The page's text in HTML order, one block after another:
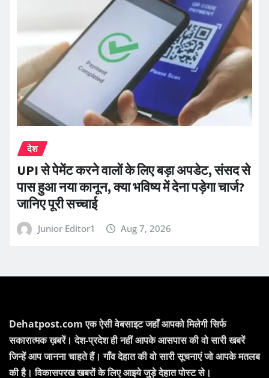
देश
UPI से पेमेंट करने वालों के लिए बड़ा अपडेट, संसद से
पास हुआ नया कानून, क्या भविष्य में देना पड़ेगा चार्ज?
जानिए पूरी सच्चाई
Junior Editor1 Aug 7, 2026
Dehatpost.com एक ऐसी वेबसाइट जहाँ आपको मिलेगी सिर्फ
सकारात्मक ख़बरें। देश-प्रदेश ही नहीं आपके आसपास की वो सारी खबरें
जिन्हें आप जानना चाहते हैं। गाँव देहात की वो सारी सूचनाएं जो आपके मतलब
की है। विकासपरख खबरों के लिए आइये जुड़े देहात पोस्ट से।